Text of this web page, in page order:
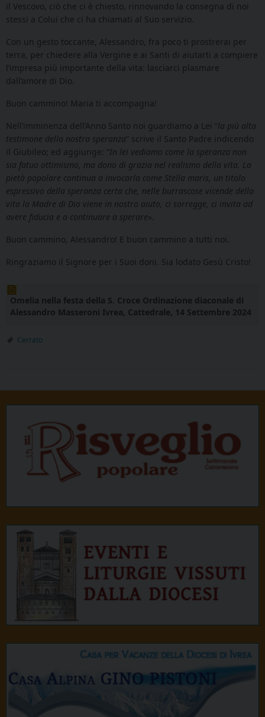
il Vescovo, ciò che ci è chiesto, rinnovando la consegna di noi
stessi a Colui che ci ha chiamati al Suo servizio.
Con un gesto toccante, Alessandro, fra poco ti prostrerai per
terra, per chiedere alla Vergine e ai Santi di aiutarti a compiere
l’impresa più importante della vita: lasciarci plasmare
dall’amore di Dio.
Buon cammino! Maria ti accompagna!
Nell’imminenza dell’Anno Santo noi guardiamo a Lei “la più alta
testimone della nostra speranza” scrive il Santo Padre indicendo
il Giubileo; ed aggiunge: “In lei vediamo come la speranza non
sia fatuo ottimismo, ma dono di grazia nel realismo della vita. La
pietà popolare continua a invocarla come Stella maris, un titolo
espressivo della speranza certa che, nelle burrascose vicende della
vita la Madre di Dio viene in nostro aiuto, ci sorregge, ci invita ad
avere fiducia e a continuare a sperare».
Buon cammino, Alessandro! E buon cammino a tutti noi.
Ringraziamo il Signore per i Suoi doni. Sia lodato Gesù Cristo!
Omelia nella festa della S. Croce Ordinazione diaconale di
Alessandro Masseroni Ivrea, Cattedrale, 14 Settembre 2024
Cerrato